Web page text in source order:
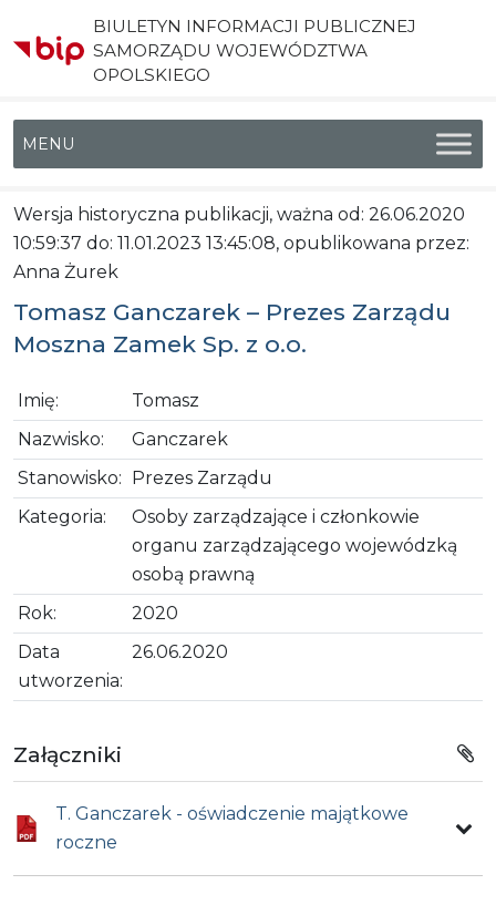
BIULETYN INFORMACJI PUBLICZNEJ
SAMORZĄDU WOJEWÓDZTWA
OPOLSKIEGO
Menu główne
Wersja historyczna publikacji, ważna od: 26.06.2020
10:59:37 do: 11.01.2023 13:45:08, opublikowana przez:
Anna Żurek
Tomasz Ganczarek – Prezes Zarządu
Moszna Zamek Sp. z o.o.
Imię:
Tomasz
Nazwisko:
Ganczarek
Stanowisko: Prezes Zarządu
Kategoria:
Osoby zarządzające i członkowie
organu zarządzającego wojewódzką
osobą prawną
Rok:
2020
Data
utworzenia:
26.06.2020
Załączniki
T. Ganczarek - oświadczenie majątkowe
roczne